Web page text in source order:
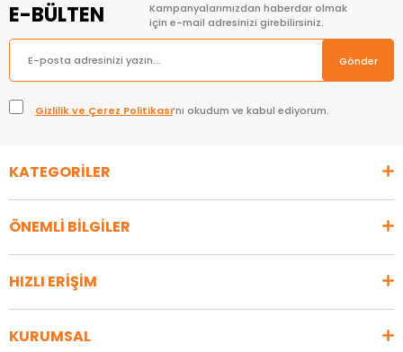
E-BÜLTEN
Kampanyalarımızdan haberdar olmak
için e-mail adresinizi girebilirsiniz.
Gönder
Gizlilik ve Çerez Politikası’nı okudum ve kabul ediyorum.
KATEGORİLER
ÖNEMLİ BİLGİLER
HIZLI ERİŞİM
KURUMSAL